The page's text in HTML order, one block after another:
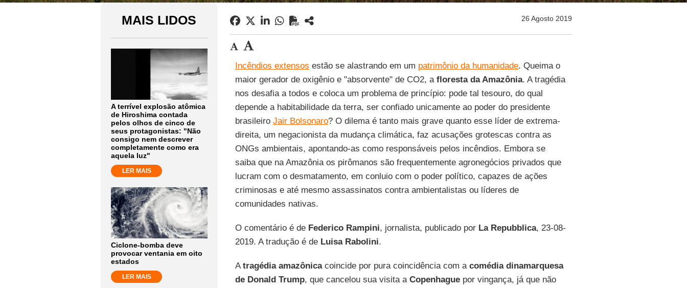
MAIS LIDOS
A terrível explosão atômica
de Hiroshima contada
pelos olhos de cinco de
seus protagonistas: "Não
consigo nem descrever
completamente como era
aquela luz"
LER MAIS
Ciclone-bomba deve
provocar ventania em oito
estados
LER MAIS
26 Agosto 2019
Incêndios extensos estão se alastrando em um patrimônio da humanidade. Queima o
maior gerador de oxigênio e "absorvente" de CO2, a floresta da Amazônia. A tragédia
nos desafia a todos e coloca um problema de princípio: pode tal tesouro, do qual
depende a habitabilidade da terra, ser confiado unicamente ao poder do presidente
brasileiro Jair Bolsonaro? O dilema é tanto mais grave quanto esse líder de extrema-
direita, um negacionista da mudança climática, faz acusações grotescas contra as
ONGs ambientais, apontando-as como responsáveis pelos incêndios. Embora se
saiba que na Amazônia os pirômanos são frequentemente agronegócios privados que
lucram com o desmatamento, em conluio com o poder político, capazes de ações
criminosas e até mesmo assassinatos contra ambientalistas ou líderes de
comunidades nativas.
O comentário é de Federico Rampini, jornalista, publicado por La Repubblica, 23-08-
2019. A tradução é de Luisa Rabolini.
Atragédia amazônicacoincide por pura coincidência com a comédia dinamarquesa
de Donald Trump, que cancelou sua visita a Copenhaguepor vingança, já que não